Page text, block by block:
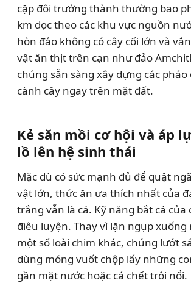
cặp đôi trưởng thành thường bao
km dọc theo các khu vực nguồn
hòn đảo không có cây cối lớn và
vật ăn thịt trên cạn như đảo
chúng sẵn sàng xây dựng các pháo
cành cây ngay trên mặt đất.
Kẻ săn mồi cơ hội và áp
lồ lên hệ sinh thái
Mặc dù có sức mạnh đủ để quật
vật lớn, thức ăn ưa thích nhất của
trắng vẫn là cá. Kỹ năng bắt cá của
điêu luyện. Thay vì lặn ngụp
một số loài chim khác, chúng lướt
dùng móng vuốt chộp lấy những
gần mặt nước hoặc cá chết trôi nổi.